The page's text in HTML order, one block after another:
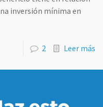
inversión mínima en
2 Leer más